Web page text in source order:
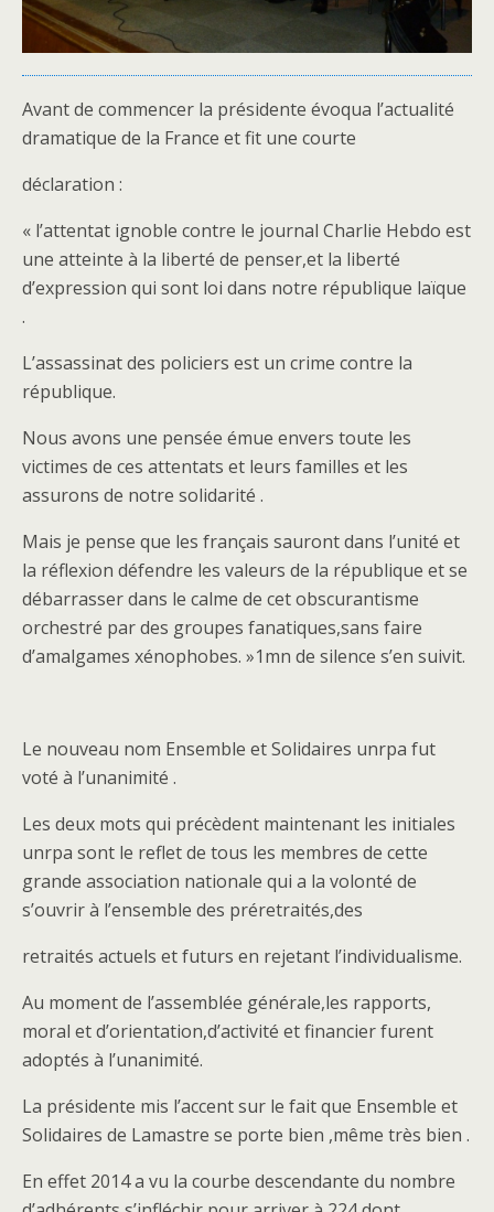
Avant de commencer la présidente évoqua l’actualité
dramatique de la France et fit une courte
déclaration :
« l’attentat ignoble contre le journal Charlie Hebdo est
une atteinte à la liberté de penser,et la liberté
d’expression qui sont loi dans notre république laïque
.
L’assassinat des policiers est un crime contre la
république.
Nous avons une pensée émue envers toute les
victimes de ces attentats et leurs familles et les
assurons de notre solidarité .
Mais je pense que les français sauront dans l’unité et
la réflexion défendre les valeurs de la république et se
débarrasser dans le calme de cet obscurantisme
orchestré par des groupes fanatiques,sans faire
d’amalgames xénophobes. »1mn de silence s’en suivit.
Le nouveau nom Ensemble et Solidaires unrpa fut
voté à l’unanimité .
Les deux mots qui précèdent maintenant les initiales
unrpa sont le reflet de tous les membres de cette
grande association nationale qui a la volonté de
s’ouvrir à l’ensemble des préretraités,des
retraités actuels et futurs en rejetant l’individualisme.
Au moment de l’assemblée générale,les rapports,
moral et d’orientation,d’activité et financier furent
adoptés à l’unanimité.
La présidente mis l’accent sur le fait que Ensemble et
Solidaires de Lamastre se porte bien ,même très bien .
En effet 2014 a vu la courbe descendante du nombre